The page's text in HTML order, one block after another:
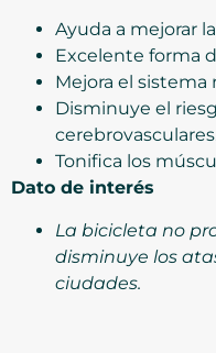
Ayuda a mejorar
Excelente forma
Mejora el sistema
Disminuye el
Tonifica los
Dato de interés
La bicicleta no
disminuye los
ciudades.